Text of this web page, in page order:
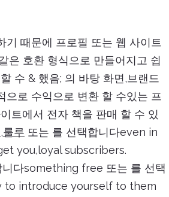
때문에 프로필 또는 웹 사이트
은 호환 형식으로 만들어지고 쉽
수 & 했음; 의 바탕 화면,브랜드
으로 수익으로 변환 할 수있는 프
트에서 전자 책을 판매 할 수 있
,룰루 또는 를 선택합니다even in
you,loyal subscribers.
다something free 또는 를 선택
to introduce yourself to them